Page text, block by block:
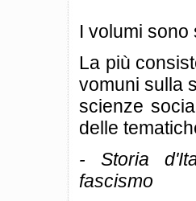
I volumi
La più
vomuni sulla
scienze
delle
- Storia
fascismo